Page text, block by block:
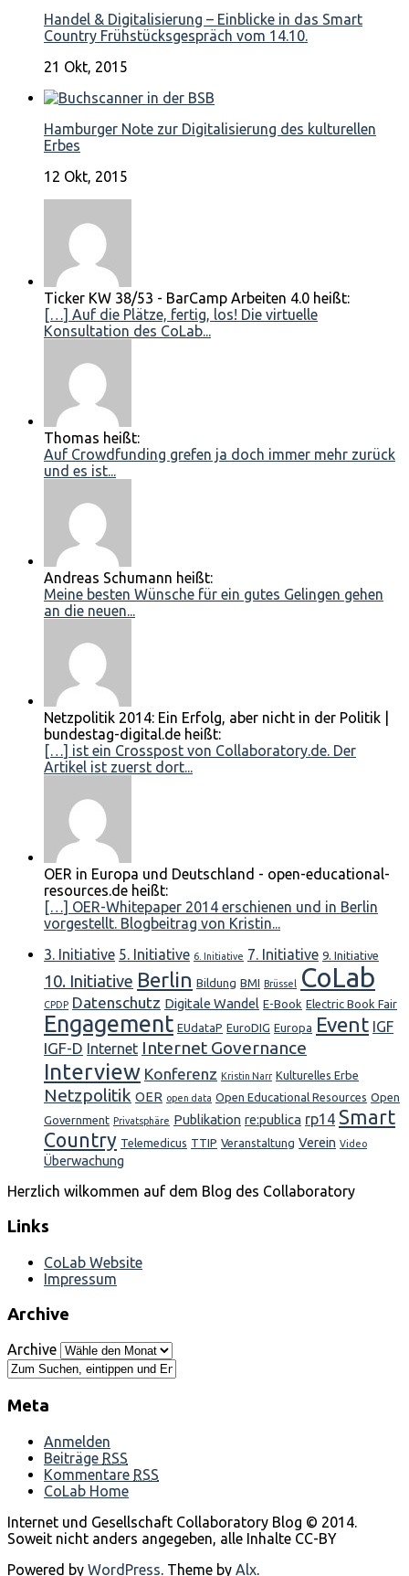
Handel & Digitalisierung – Einblicke in das Smart
Country Frühstücksgespräch vom 14.10.
21 Okt, 2015
Hamburger Note zur Digitalisierung des kulturellen
Erbes
12 Okt, 2015
Ticker KW 38/53 - BarCamp Arbeiten 4.0 heißt:
[…] Auf die Plätze, fertig, los! Die virtuelle
Konsultation des CoLab...
Thomas heißt:
Auf Crowdfunding grefen ja doch immer mehr zurück
und es ist...
Andreas Schumann heißt:
Meine besten Wünsche für ein gutes Gelingen gehen
an die neuen...
Netzpolitik 2014: Ein Erfolg, aber nicht in der Politik |
bundestag-digital.de heißt:
[…] ist ein Crosspost von Collaboratory.de. Der
Artikel ist zuerst dort...
OER in Europa und Deutschland - open-educational-
resources.de heißt:
[…] OER-Whitepaper 2014 erschienen und in Berlin
vorgestellt. Blogbeitrag von Kristin...
3. Initiative 5. Initiative 6. Initiative 7. Initiative 9. Initiative
10. Initiative Berlin Bildung BMI Brüssel CoLab
CPDP Datenschutz Digitale Wandel E-Book Electric Book Fair
Engagement EUdataP EuroDIG Europa Event IGF
IGF-D Internet Internet Governance
Interview Konferenz Kristin Narr Kulturelles Erbe
Netzpolitik OER open data Open Educational Resources Open
Government Privatsphäre Publikation re:publica rp14 Smart
Country Telemedicus TTIP Veranstaltung Verein Video
Überwachung
Herzlich wilkommen auf dem Blog des Collaboratory
Links
CoLab Website
Impressum
Archive
Archive
Meta
Anmelden
Beiträge RSS
Kommentare RSS
CoLab Home
Internet und Gesellschaft Collaboratory Blog © 2014.
Soweit nicht anders angegeben, alle Inhalte CC-BY
Powered by WordPress. Theme by Alx.